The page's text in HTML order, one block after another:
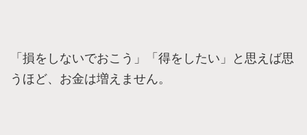
「損をしないでおこう」「得をしたい」と思えば思
うほど、お金は増えません。